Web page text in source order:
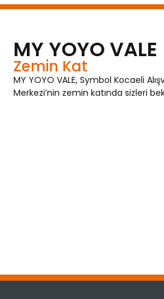
MY YOYO VALE
Zemin Kat
MY YOYO VALE, Symbol Kocaeli
Merkezi’nin zemin katında sizleri